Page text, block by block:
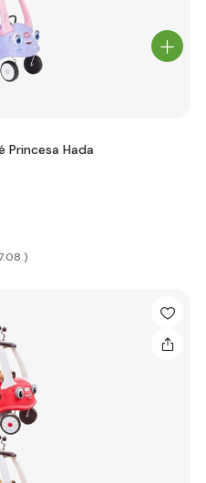
Princesa Hada